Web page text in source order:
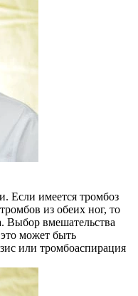
Если имеется тромбоз
из обеих ног, то
Выбор вмешательства
может быть
или тромбоаспирация